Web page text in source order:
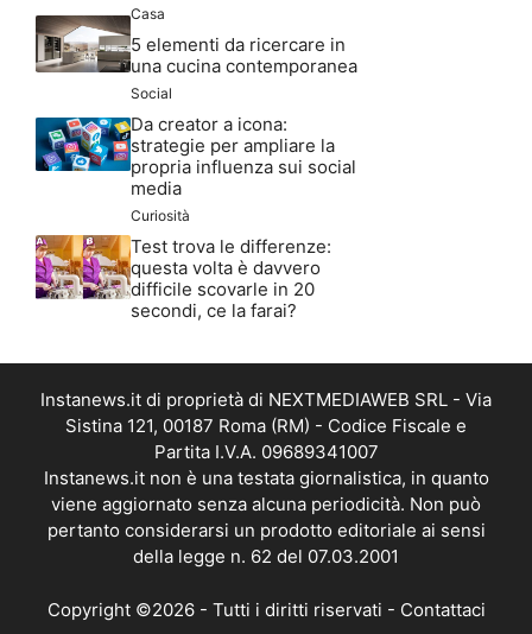
Casa
5 elementi da ricercare in
una cucina contemporanea
Social
Da creator a icona:
strategie per ampliare la
propria influenza sui social
media
Curiosità
Test trova le differenze:
questa volta è davvero
difficile scovarle in 20
secondi, ce la farai?
Instanews.it di proprietà di NEXTMEDIAWEB SRL - Via
Sistina 121, 00187 Roma (RM) - Codice Fiscale e
Partita I.V.A. 09689341007
Instanews.it non è una testata giornalistica, in quanto
viene aggiornato senza alcuna periodicità. Non può
pertanto considerarsi un prodotto editoriale ai sensi
della legge n. 62 del 07.03.2001
Copyright ©2026 - Tutti i diritti riservati - Contattaci